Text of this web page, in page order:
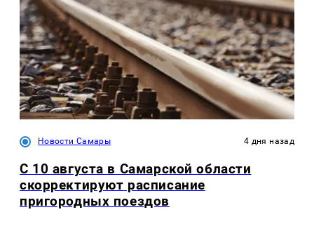
Новости Самары 4 дня назад
С 10 августа в Самарской области
скорректируют расписание
пригородных поездов